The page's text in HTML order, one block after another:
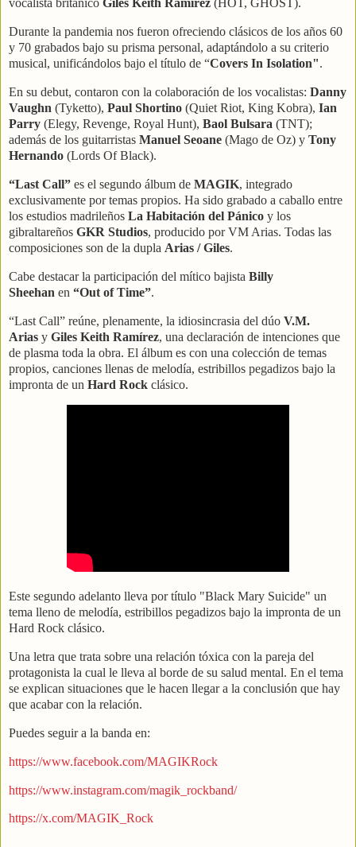
vocalista británico Giles Keith Ramírez (HOT, GHOST).
Durante la pandemia nos fueron ofreciendo clásicos de los años 60
y 70 grabados bajo su prisma personal, adaptándolo a su criterio
musical, unificándolos bajo el título de “Covers In Isolation".
En su debut, contaron con la colaboración de los vocalistas: Danny
Vaughn (Tyketto), Paul Shortino (Quiet Riot, King Kobra), Ian
Parry (Elegy, Revenge, Royal Hunt), Baol Bulsara (TNT);
además de los guitarristas Manuel Seoane (Mago de Oz) y Tony
Hernando (Lords Of Black).
“Last Call” es el segundo álbum de MAGIK, integrado
exclusivamente por temas propios. Ha sido grabado a caballo entre
los estudios madrileños La Habitación del Pánico y los
gibraltareños GKR Studios, producido por VM Arias. Todas las
composiciones son de la dupla Arias / Giles.
Cabe destacar la participación del mítico bajista Billy
Sheehan en “Out of Time”.
“Last Call” reúne, plenamente, la idiosincrasia del dúo V.M.
Arias y Giles Keith Ramírez, una declaración de intenciones que
de plasma toda la obra. El álbum es con una colección de temas
propios, canciones llenas de melodía, estribillos pegadizos bajo la
impronta de un Hard Rock clásico.
Este segundo adelanto lleva por título "Black Mary Suicide" un
tema lleno de melodía, estribillos pegadizos bajo la impronta de un
Hard Rock clásico.
Una letra que trata sobre una relación tóxica con la pareja del
protagonista la cual le lleva al borde de su salud mental. En el tema
se explican situaciones que le hacen llegar a la conclusión que hay
que acabar con la relación.
Puedes seguir a la banda en:
https://www.facebook.com/MAGIKRock
https://www.instagram.com/magik_rockband/
https://x.com/MAGIK_Rock